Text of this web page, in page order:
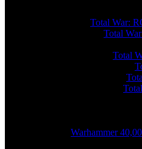
Total War:
Total
Total
Warhammer